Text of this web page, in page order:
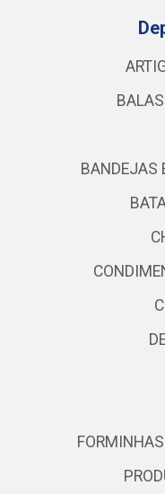
BANDEJAS